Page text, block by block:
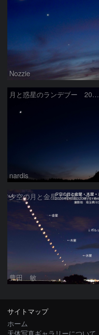
Nozzie
月と惑星のランデブー 2026/06/19
nardis
夕空の月と金星・木星・水星の接近 2026/6/18
豊田 敏
サイトマップ
ホーム
天体写真ギャラリーについて